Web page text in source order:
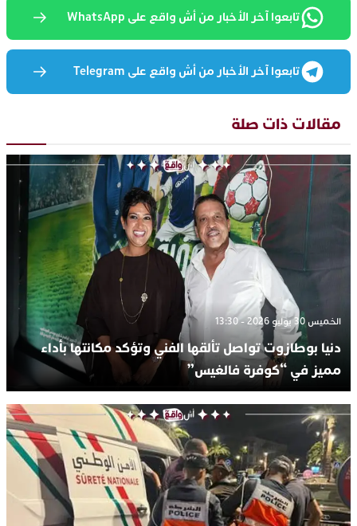
تابعوا آخر الأخبار من أش واقع على WhatsApp
تابعوا آخر الأخبار من أش واقع على Telegram
مقالات ذات صلة
الخميس 30 يوليو 2026 - 13:30
دنيا بوطازوت تواصل تألقها الفني وتؤكد مكانتها بأداء
مميز في “كوفرة فالغيس”